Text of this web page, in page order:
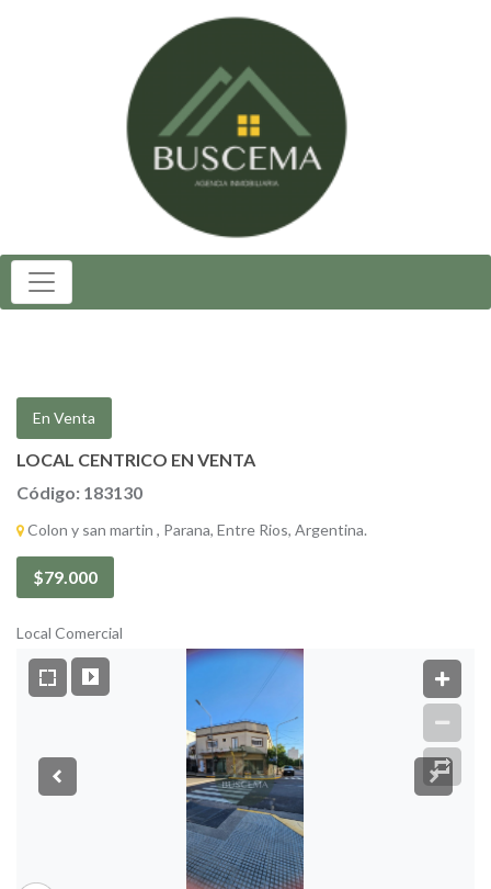
En Venta
LOCAL CENTRICO EN VENTA
Código: 183130
Colon y san martin , Parana, Entre Rios, Argentina.
$79.000
Local Comercial